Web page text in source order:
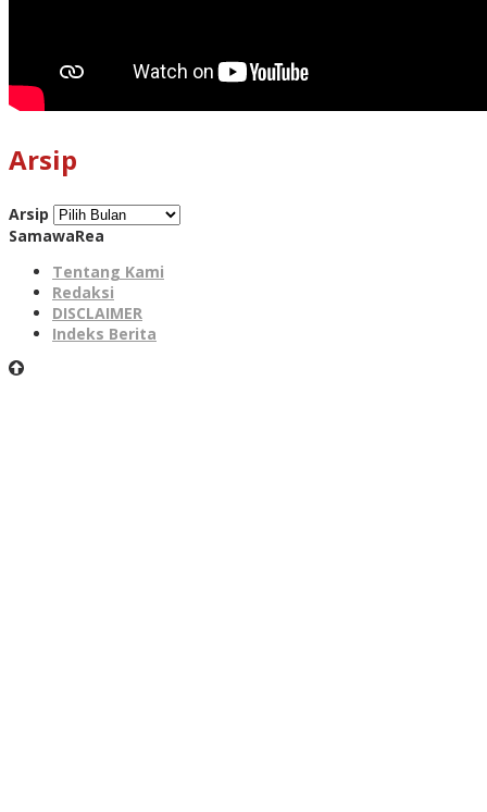
Arsip
Arsip
SamawaRea
Tentang Kami
Redaksi
DISCLAIMER
Indeks Berita